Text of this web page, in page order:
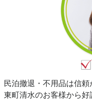
民泊撤退・不用品は信
東町清水のお客様から好